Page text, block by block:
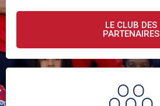
LE CLUB DES
PARTENAIRES